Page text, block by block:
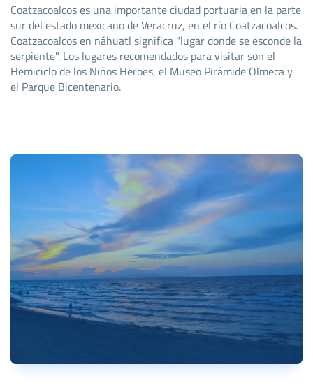
Coatzacoalcos es una importante ciudad portuaria en la parte
sur del estado mexicano de Veracruz, en el río Coatzacoalcos.
Coatzacoalcos en náhuatl significa "lugar donde se esconde la
serpiente". Los lugares recomendados para visitar son el
Hemiciclo de los Niños Héroes, el Museo Pirámide Olmeca y
el Parque Bicentenario.